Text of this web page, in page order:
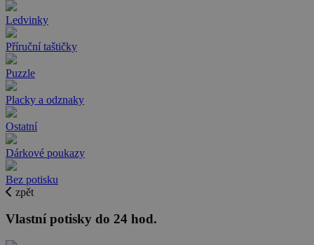
Ledvinky
Příruční taštičky
Puzzle
Placky a odznaky
Ostatní
Dárkové poukazy
Bez potisku
zpět
Vlastní potisky do 24 hod.